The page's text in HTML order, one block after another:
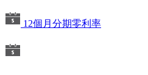
12個月分期零利率